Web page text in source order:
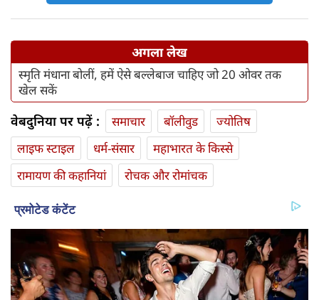
अगला लेख
स्मृति मंधाना बोलीं, हमें ऐसे बल्लेबाज चाहिए जो 20 ओवर तक
खेल सकें
वेबदुनिया पर पढ़ें : समाचार बॉलीवुड
ज्योतिष
लाइफ स्‍टाइल
धर्म-संसार
महाभारत के किस्से
रामायण की कहानियां
रोचक और रोमांचक